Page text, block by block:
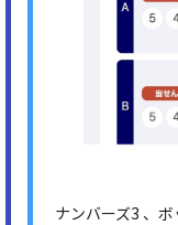
ナンバーズ3 、